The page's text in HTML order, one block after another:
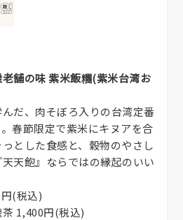
老舗の味 紫米飯糰(紫米台湾お
だ、肉そぼろ入りの台湾定番
春節限定で紫米にキヌアを合
とした食感と、穀物のやさし
天飽』ならではの縁起のいい
(税込)
茶 1,400円(税込)